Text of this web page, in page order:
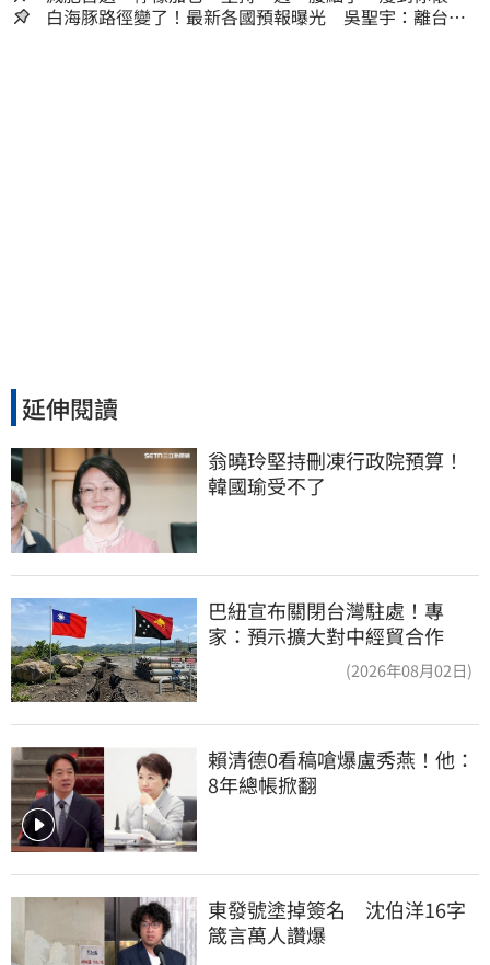
人生
白海豚路徑變了！最新各國預報曝光 吳聖宇：離台灣
延伸閱讀
翁曉玲堅持刪凍行政院預算！
韓國瑜受不了
巴紐宣布關閉台灣駐處！專
家：預示擴大對中經貿合作
(2026年08月02日)
賴清德0看稿嗆爆盧秀燕！他：
8年總帳掀翻
東發號塗掉簽名　沈伯洋16字
箴言萬人讚爆